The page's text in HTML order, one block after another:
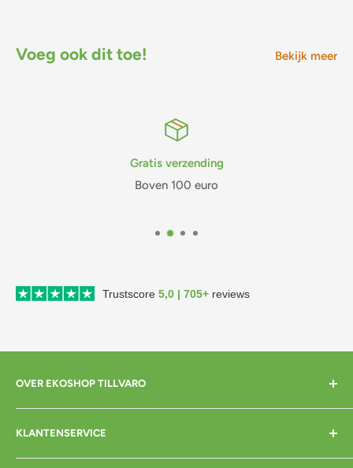
Voeg ook dit toe! Bekijk meer
Gratis verzending
Boven 100 euro
Trustscore 5,0 | 705+ reviews
OVER EKOSHOP TILLVARO
Home
Over mij
Contact
KLANTENSERVICE
Bezorgen